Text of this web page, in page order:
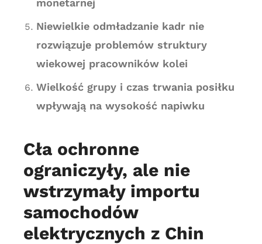
monetarnej
Niewielkie odmładzanie kadr nie
rozwiązuje problemów struktury
wiekowej pracowników kolei
Wielkość grupy i czas trwania posiłku
wpływają na wysokość napiwku
Cła ochronne
ograniczyły, ale nie
wstrzymały importu
samochodów
elektrycznych z Chin